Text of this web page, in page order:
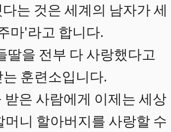
는 것은 세계의 남자가 세
마'라고 합니다.
딸을 전부 다 사랑했다고
훈련소입니다.
은 사람에게 이제는 세상
니 할아버지를 사랑할 수